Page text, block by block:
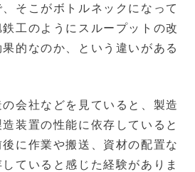
そこがボトルネックになって
工のようにスループットの改
的なのか、という違いがある
会社などを見ていると、製造
装置の性能に依存していると
に作業や搬送、資材の配置な
ていると感じた経験がありま